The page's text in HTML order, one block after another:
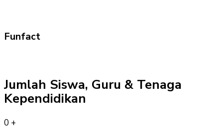
Funfact
Jumlah Siswa, Guru & Tenaga
Kependidikan
0 +